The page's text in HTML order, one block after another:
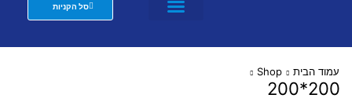
סל הקניות
עמוד הבית Shop
200*200